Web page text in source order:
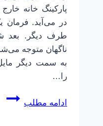
پارکینگ خانه
در می‌آید.
طرف دیگر. بعد
ناگهان متوجه
به سمت دیگر
را…
ادامه مطلب
چطور